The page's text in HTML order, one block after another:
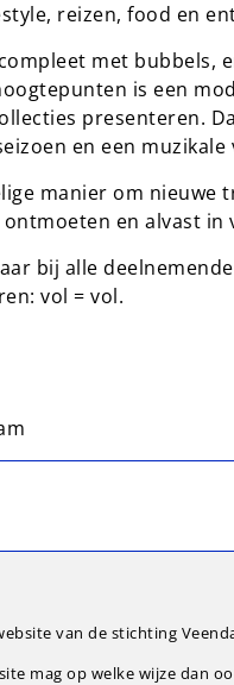
reizen, food en
met bubbels,
is een
presenteren.
en een muzikale
manier om nieuwe
en alvast
bij alle
vol = vol.
van de stichting
mag op welke wijze dan